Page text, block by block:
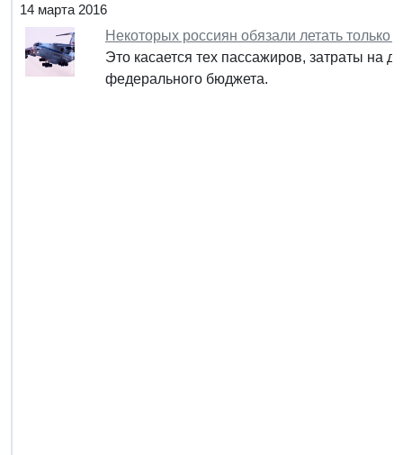
14 марта 2016
Некоторых россиян обязали летать только
Это касается тех пассажиров, затраты на
федерального бюджета.